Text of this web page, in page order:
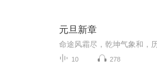
元旦新章
10 278